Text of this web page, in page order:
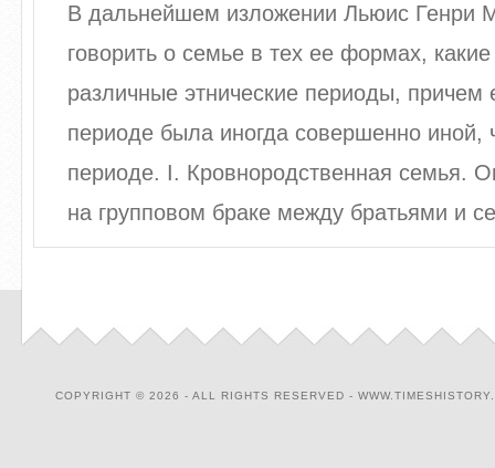
В дальнейшем изложении Льюис Генри
говорить о семье в тех ее формах,
различные этнические периоды,
периоде была иногда совершенно иной,
периоде. I. Кровнородственная семья.
на групповом браке между братьями и
COPYRIGHT © 2026 - ALL RIGHTS RESERVED -